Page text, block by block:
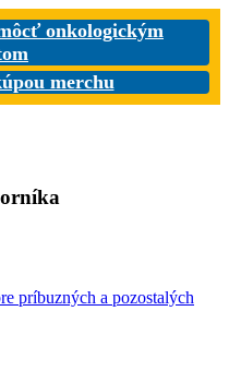
onkologickým
merchu
príbuzných a pozostalých